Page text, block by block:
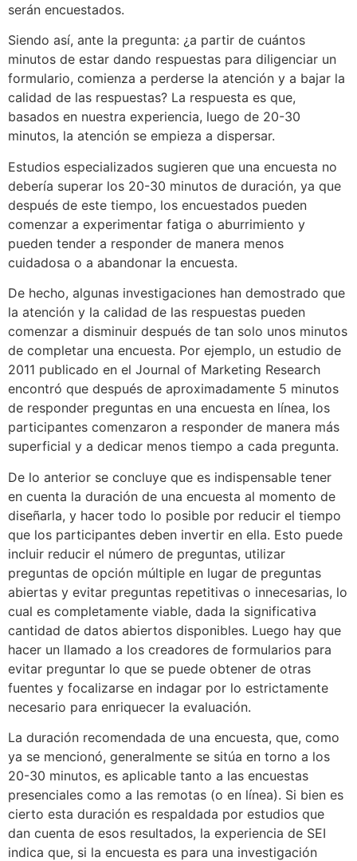
serán encuestados.
Siendo así, ante la pregunta: ¿a partir de cuántos
minutos de estar dando respuestas para diligenciar un
formulario, comienza a perderse la atención y a bajar la
calidad de las respuestas? La respuesta es que,
basados en nuestra experiencia, luego de 20-30
minutos, la atención se empieza a dispersar.
Estudios especializados sugieren que una encuesta no
debería superar los 20-30 minutos de duración, ya que
después de este tiempo, los encuestados pueden
comenzar a experimentar fatiga o aburrimiento y
pueden tender a responder de manera menos
cuidadosa o a abandonar la encuesta.
De hecho, algunas investigaciones han demostrado que
la atención y la calidad de las respuestas pueden
comenzar a disminuir después de tan solo unos minutos
de completar una encuesta. Por ejemplo, un estudio de
2011 publicado en el Journal of Marketing Research
encontró que después de aproximadamente 5 minutos
de responder preguntas en una encuesta en línea, los
participantes comenzaron a responder de manera más
superficial y a dedicar menos tiempo a cada pregunta.
De lo anterior se concluye que es indispensable tener
en cuenta la duración de una encuesta al momento de
diseñarla, y hacer todo lo posible por reducir el tiempo
que los participantes deben invertir en ella. Esto puede
incluir reducir el número de preguntas, utilizar
preguntas de opción múltiple en lugar de preguntas
abiertas y evitar preguntas repetitivas o innecesarias, lo
cual es completamente viable, dada la significativa
cantidad de datos abiertos disponibles. Luego hay que
hacer un llamado a los creadores de formularios para
evitar preguntar lo que se puede obtener de otras
fuentes y focalizarse en indagar por lo estrictamente
necesario para enriquecer la evaluación.
La duración recomendada de una encuesta, que, como
ya se mencionó, generalmente se sitúa en torno a los
20-30 minutos, es aplicable tanto a las encuestas
presenciales como a las remotas (o en línea). Si bien es
cierto esta duración es respaldada por estudios que
dan cuenta de esos resultados, la experiencia de SEI
indica que, si la encuesta es para una investigación